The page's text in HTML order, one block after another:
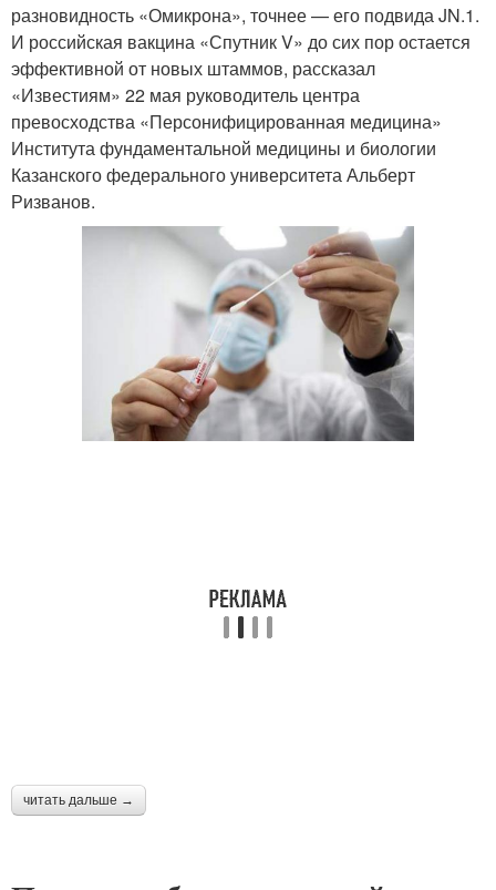
разновидность «Омикрона», точнее — его подвида JN.1.
И российская вакцина «Спутник V» до сих пор остается
эффективной от новых штаммов, рассказал
«Известиям» 22 мая руководитель центра
превосходства «Персонифицированная медицина»
Института фундаментальной медицины и биологии
Казанского федерального университета Альберт
Ризванов.
читать дальше →